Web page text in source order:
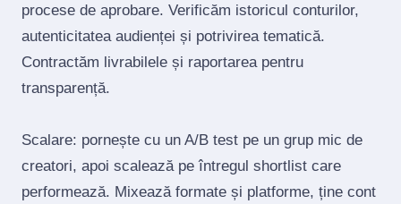
procese de aprobare. Verificăm istoricul conturilor,
autenticitatea audienței și potrivirea tematică.
Contractăm livrabilele și raportarea pentru
transparență.
Scalare: pornește cu un A/B test pe un grup mic de
creatori, apoi scalează pe întregul shortlist care
performează. Mixează formate și platforme, ține cont